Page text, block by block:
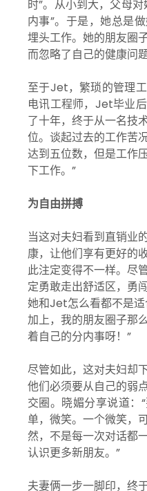
时”。从小到大，父母
内事”。于是，她总是
埋头工作。她的朋友圈
而忽略了自己的健康问题
至于Jet，繁琐的管理
电讯工程师，Jet毕业
了十年，终于从一名技
位。谈起过去的工作苦
达到五位数，但是工作
下工作。”
为自由拼搏
当这对夫妇看到直销业
康，让他们享有更好的
此注定变得不一样。尽
定勇敢走出舒适区，勇
她和Jet怎么看都不是
加上，我的朋友圈子那
着自己的分内事呀！”
尽管如此，这对夫妇却
他们必须要从自己的弱
交圈。晓媚分享说道：
单，微笑。一个微笑，
然，不是每一次对话都
认识更多新朋友。”
夫妻俩一步一脚印，终